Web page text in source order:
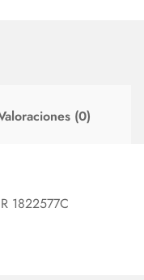
(0)
1822577C